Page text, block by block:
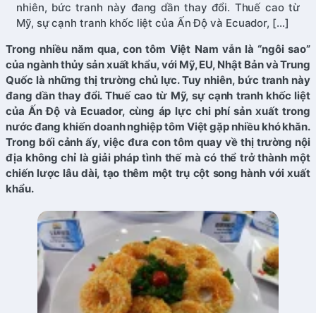
nhiên, bức tranh này đang dần thay đổi. Thuế cao từ
Mỹ, sự cạnh tranh khốc liệt của Ấn Độ và Ecuador, […]
Trong nhiều năm qua, con tôm Việt Nam vẫn là “ngôi sao”
của ngành thủy sản xuất khẩu, với Mỹ, EU, Nhật Bản và Trung
Quốc là những thị trường chủ lực. Tuy nhiên, bức tranh này
đang dần thay đổi. Thuế cao từ Mỹ, sự cạnh tranh khốc liệt
của Ấn Độ và Ecuador, cùng áp lực chi phí sản xuất trong
nước đang khiến doanh nghiệp tôm Việt gặp nhiều khó khăn.
Trong bối cảnh ấy, việc đưa con tôm quay về thị trường nội
địa không chỉ là giải pháp tình thế mà có thể trở thành một
chiến lược lâu dài, tạo thêm một trụ cột song hành với xuất
khẩu.